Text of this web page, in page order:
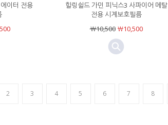
이터 전용
힐링쉴드 가민 피닉스3 사파이어 메탈
전용 시계보호필름
￦10,500￦10,500
2 3 4 5 6 7 8